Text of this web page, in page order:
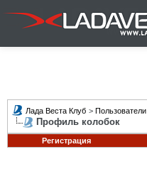
Лада Веста Клуб > Пользователи
Профиль колобок
Регистрация